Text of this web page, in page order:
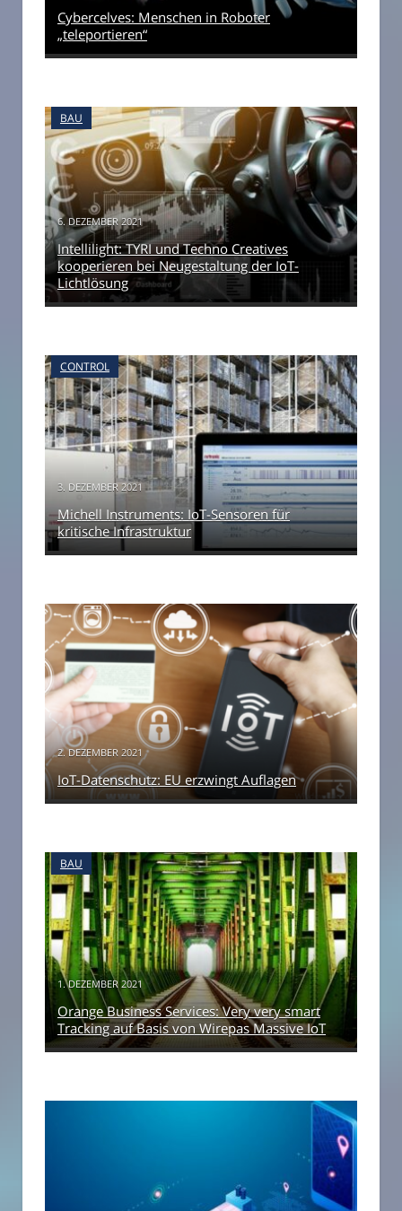
Cybercelves: Menschen in Roboter
„teleportieren“
BAU
6. DEZEMBER 2021
Intellilight: TYRI und Techno Creatives
kooperieren bei Neugestaltung der IoT-
Lichtlösung
CONTROL
3. DEZEMBER 2021
Michell Instruments: IoT-Sensoren für
kritische Infrastruktur
2. DEZEMBER 2021
IoT-Datenschutz: EU erzwingt Auflagen
BAU
1. DEZEMBER 2021
Orange Business Services: Very very smart
Tracking auf Basis von Wirepas Massive IoT